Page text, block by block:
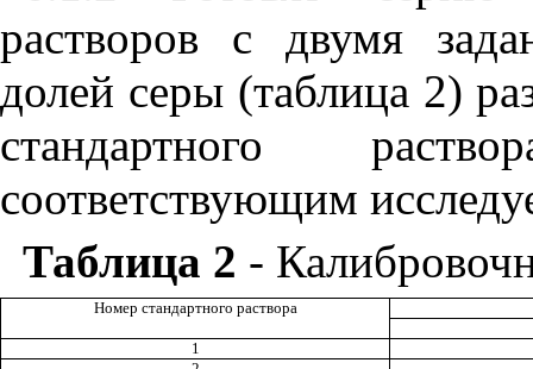
растворов с двумя
долей серы (таблица 2)
стандартного
соответствующим
Таблица 2 -
Номер стандартного раствора
1